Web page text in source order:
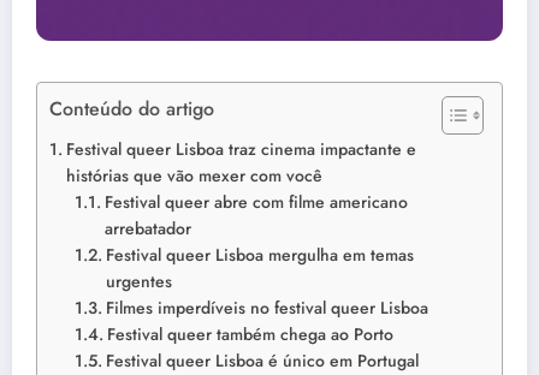
Conteúdo do artigo
Festival queer Lisboa traz cinema impactante e
histórias que vão mexer com você
Festival queer abre com filme americano
arrebatador
Festival queer Lisboa mergulha em temas
urgentes
Filmes imperdíveis no festival queer Lisboa
Festival queer também chega ao Porto
Festival queer Lisboa é único em Portugal